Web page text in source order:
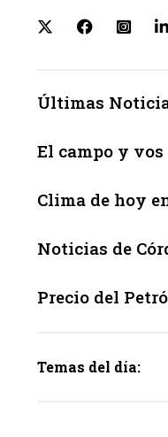
Últimas
El campo y vos
Clima de hoy
Noticias de
Precio del
Temas del día: